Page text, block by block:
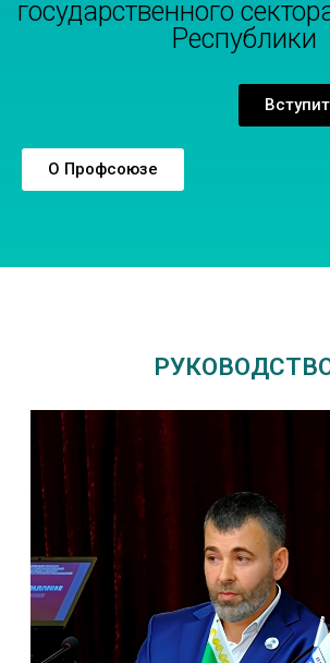
государственного
Республики
О Профсоюзе